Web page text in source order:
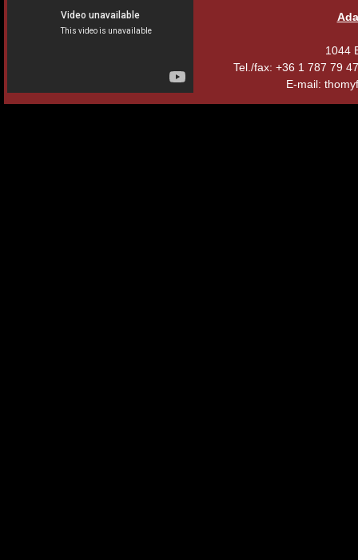
1044
Tel./fax: +36 1 787 79
E-mail: